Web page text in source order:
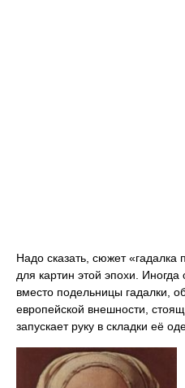
Надо сказать, сюжет «гадалка
для картин этой эпохи.
вместо подельницы гадалки,
европейской внешности,
запускает руку в складки её